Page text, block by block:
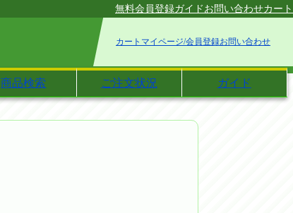
無料会員登録ガイド お問い合わせカート
カート マイページ/会員登録お問い合わせ
商品検索 ご注文状況 ガイド